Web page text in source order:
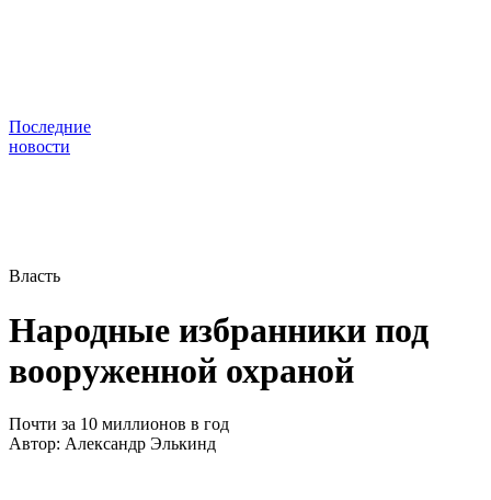
Последние
новости
Власть
Народные избранники под
вооруженной охраной
Почти за 10 миллионов в год
Автор: Александр Элькинд